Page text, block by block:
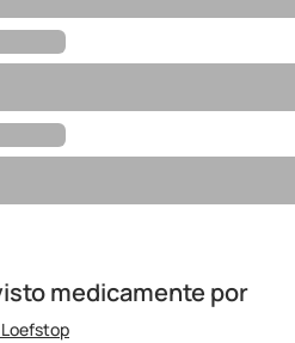
medicamente por
Loefstop